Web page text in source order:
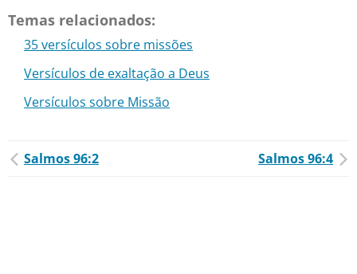
Temas relacionados:
35 versículos sobre missões
Versículos de exaltação a Deus
Versículos sobre Missão
Salmos 96:2 Salmos 96:4